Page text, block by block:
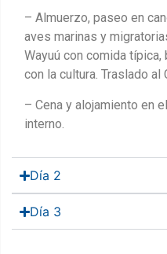
– Almuerzo, paseo en
aves marinas y
Wayuú con comida
con la cultura. Traslado al
– Cena y alojamiento en
interno.
Día 2
Día 3